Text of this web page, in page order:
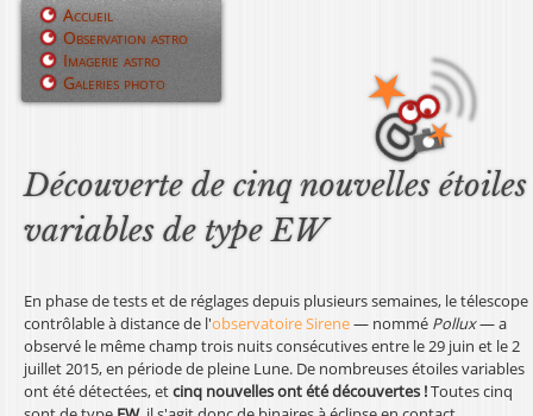
Jump to navigation
Découverte de cinq nouvelles étoiles
variables de type EW
En phase de tests et de réglages depuis plusieurs semaines, le télescope
contrôlable à distance de l'observatoire Sirene— nommé Pollux— a
observé le même champ trois nuits consécutives entre le 29 juin et le 2
juillet 2015, en période de pleine Lune. De nombreuses étoiles variables
ont été détectées, etcinq nouvelles ont été découvertes !Toutes cinq
M
u
p
i
n
c
Accueil
Observation astro
Imagerie astro
Galeries photo